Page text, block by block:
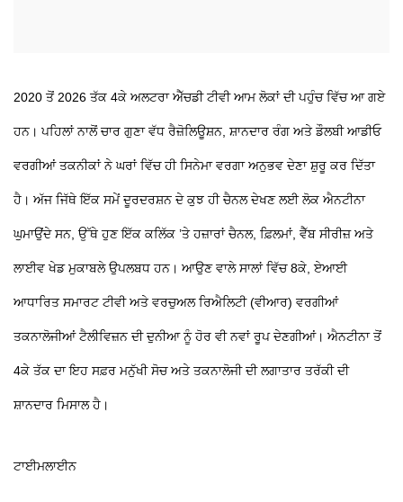
2020 ਤੋਂ 2026 ਤੱਕ 4ਕੇ ਅਲਟਰਾ ਐੱਚਡੀ ਟੀਵੀ ਆਮ ਲੋਕਾਂ ਦੀ ਪਹੁੰਚ ਵਿੱਚ ਆ ਗਏ
ਹਨ। ਪਹਿਲਾਂ ਨਾਲੋਂ ਚਾਰ ਗੁਣਾ ਵੱਧ ਰੈਜ਼ੋਲਿਊਸ਼ਨ, ਸ਼ਾਨਦਾਰ ਰੰਗ ਅਤੇ ਡੌਲਬੀ ਆਡੀਓ
ਵਰਗੀਆਂ ਤਕਨੀਕਾਂ ਨੇ ਘਰਾਂ ਵਿੱਚ ਹੀ ਸਿਨੇਮਾ ਵਰਗਾ ਅਨੁਭਵ ਦੇਣਾ ਸ਼ੁਰੂ ਕਰ ਦਿੱਤਾ
ਹੈ। ਅੱਜ ਜਿੱਥੇ ਇੱਕ ਸਮੇਂ ਦੂਰਦਰਸ਼ਨ ਦੇ ਕੁਝ ਹੀ ਚੈਨਲ ਦੇਖਣ ਲਈ ਲੋਕ ਐਨਟੀਨਾ
ਘੁਮਾਉਂਦੇ ਸਨ, ਉੱਥੇ ਹੁਣ ਇੱਕ ਕਲਿੱਕ ’ਤੇ ਹਜ਼ਾਰਾਂ ਚੈਨਲ, ਫ਼ਿਲਮਾਂ, ਵੈੱਬ ਸੀਰੀਜ਼ ਅਤੇ
ਲਾਈਵ ਖੇਡ ਮੁਕਾਬਲੇ ਉਪਲਬਧ ਹਨ। ਆਉਣ ਵਾਲੇ ਸਾਲਾਂ ਵਿੱਚ 8ਕੇ, ਏਆਈ
ਆਧਾਰਿਤ ਸਮਾਰਟ ਟੀਵੀ ਅਤੇ ਵਰਚੁਅਲ ਰਿਐਲਿਟੀ (ਵੀਆਰ) ਵਰਗੀਆਂ
ਤਕਨਾਲੋਜੀਆਂ ਟੈਲੀਵਿਜ਼ਨ ਦੀ ਦੁਨੀਆ ਨੂੰ ਹੋਰ ਵੀ ਨਵਾਂ ਰੂਪ ਦੇਣਗੀਆਂ। ਐਨਟੀਨਾ ਤੋਂ
4ਕੇ ਤੱਕ ਦਾ ਇਹ ਸਫ਼ਰ ਮਨੁੱਖੀ ਸੋਚ ਅਤੇ ਤਕਨਾਲੋਜੀ ਦੀ ਲਗਾਤਾਰ ਤਰੱਕੀ ਦੀ
ਸ਼ਾਨਦਾਰ ਮਿਸਾਲ ਹੈ।
ਟਾਈਮਲਾਈਨ